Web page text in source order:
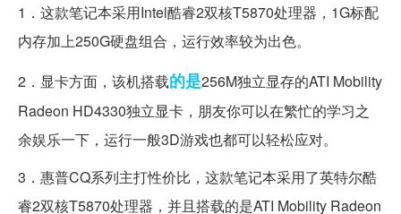
1．这款笔记本采用Intel酷睿2双核T5870处理器，1G标配
内存加上250G硬盘组合，运行效率较为出色。
2．显卡方面，该机搭载的是256M独立显存的ATI Mobility
Radeon HD4330独立显卡，朋友你可以在繁忙的学习之
余娱乐一下，运行一般3D游戏也都可以轻松应对。
3．惠普CQ系列主打性价比，这款笔记本采用了英特尔酷
睿2双核T5870处理器，并且搭载的是ATI Mobility Radeon